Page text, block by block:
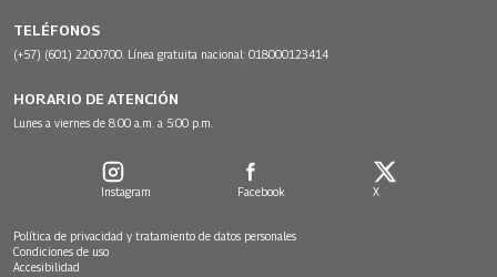
TELÉFONOS
(+57) (601) 2200700. Línea gratuita nacional: 018000123414
HORARIO DE ATENCIÓN
Lunes a viernes de 8:00 a.m. a 5:00 p.m.
Instagram Facebook X
Política de privacidad y tratamiento de datos personales
Condiciones de uso
Accesibilidad